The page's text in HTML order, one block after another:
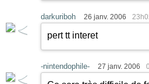
darkuriboh 26 janv. 2006
pert tt interet
-nintendophile- 27 janv. 2006